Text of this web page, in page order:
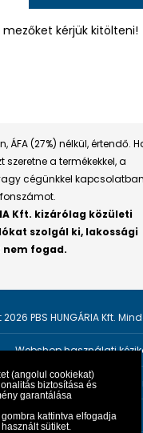
(angolul cookiekat)
biztosítása és
garantálása
kattintva elfogadja
sütiket.
kérjük kitölteni!
ÁFA (27%) nélkül, értendő.
a termékekkel, a
cégünkkel
Kft. kizárólag közületi
szolgál ki, lakossági
nem fogad.
PBS HUNGÁRIA Kft.
Webshop használati
Személyes adatok
Impresszum